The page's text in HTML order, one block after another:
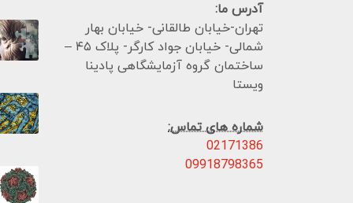
آدرس ما:
تهران-خیابان طالقانی- خیابان بهار
شمالی- خیابان جواد کارگر- پلاک ۴۵ –
ساختمان گروه آزمایشگاهی پادینا
ویستا
شماره های تماس:
02171386
09918798365